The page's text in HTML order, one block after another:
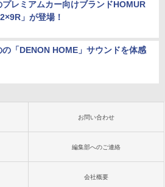
プレミアムカー向けブランドHOMUR
」が登場！
の「DENON HOME」サウンドを体感
お問い合わせ
編集部へのご連絡
会社概要